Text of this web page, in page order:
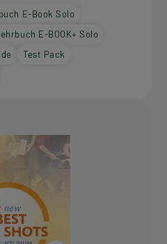
E-Book Solo
E-BOOK+ Solo
Test Pack